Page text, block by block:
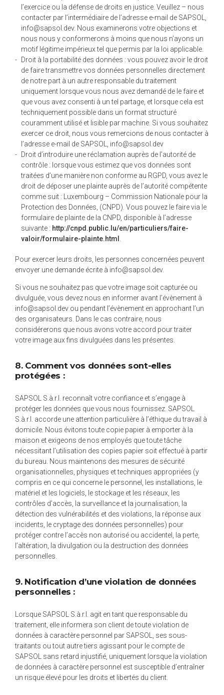
l’exercice ou la défense de droits en justice. Veuillez – nous
contacter par l’intermédiaire de l’adresse e-mail de SAPSOL,
info@sapsol.dev. Nous examinerons votre objections et
nous nous y conformerons à moins que nous n’ayons un
motif légitime impérieux tel que permis par la loi applicable.
Droit à la portabilité des données : vous pouvez avoir le droit
de faire transmettre vos données personnelles directement
de notre part à un autre responsable du traitement
uniquement lorsque vous nous avez demandé de le faire et
que vous avez consenti à un tel partage, et lorsque cela est
techniquement possible dans un format structuré
couramment utilisé et lisible par machine. Si vous souhaitez
exercer ce droit, nous vous remercions de nous contacter à
l’adresse e-mail de SAPSOL, info@sapsol.dev
Droit d’introduire une réclamation auprès de l’autorité de
contrôle : lorsque vous estimez que vos données sont
traitées d’une manière non conforme au RGPD, vous avez le
droit de déposer une plainte auprès de l’autorité compétente
comme suit : Luxembourg – Commission Nationale pour la
Protection des Données, (CNPD). Vous pouvez le faire via le
formulaire de plainte de la CNPD, disponible à l’adresse
suivante : http://cnpd.public.lu/en/particuliers/faire-
valoir/formulaire-plainte.html
Pour exercer leurs droits, les personnes concernées peuvent
envoyer une demande écrite à info@sapsol.dev.
Si vous ne souhaitez pas que votre image soit capturée ou
divulguée, vous devez nous en informer avant l’évènement à
info@sapsol.dev ou pendant l’évènement en approchant l’un
des organisateurs. Dans le cas contraire, nous
considérerons que nous avons votre accord pour traiter
votre image aux fins divulguées dans les présentes.
8. Comment vos données sont-elles
protégées :
SAPSOL S.à.r.l. reconnaît votre confiance et s’engage à
protéger les données que vous nous fournissez. SAPSOL
S.à.r.l. accorde une attention particulière à l’éthique du travail à
domicile. Nous évitons toute copie papier à emporter à la
maison et exigeons de nos employés que toute tâche
nécessitant l’utilisation des copies papier soit effectué à partir
du bureau. Nous maintenons des mesures de sécurité
organisationnelles, physiques et techniques appropriées (y
compris en ce qui concerne le personnel, les installations, le
matériel et les logiciels, le stockage et les réseaux, les
contrôles d’accès, la surveillance et la journalisation, la
détection des vulnérabilités et des violations, la réponse aux
incidents, le cryptage des données personnelles) pour
protéger contre l’accès non autorisé ou accidentel, la perte,
l’altération, la divulgation ou la destruction des données
personnelles.
9. Notification d’une violation de données
personnelles :
Lorsque SAPSOL S.à.r.l. agit en tant que responsable du
traitement, elle informera son client de toute violation de
données à caractère personnel par SAPSOL, ses sous-
traitants ou tout autre tiers agissant pour le compte de
SAPSOL sans retard injustifié, uniquement lorsque la violation
de données à caractère personnel est susceptible d’entraîner
un risque élevé pour les droits et libertés du client.